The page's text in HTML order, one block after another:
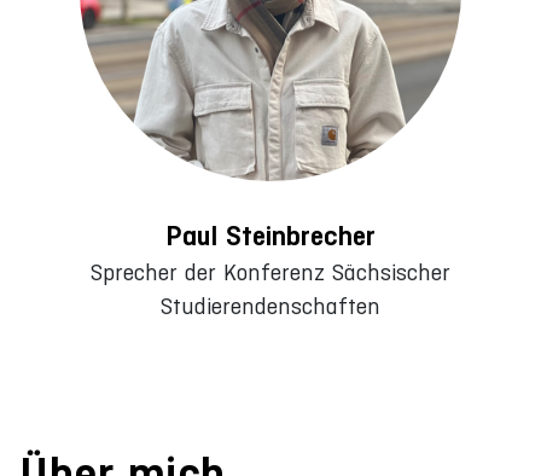
Paul Steinbrecher
Sprecher der Konferenz Sächsischer
Studierendenschaften